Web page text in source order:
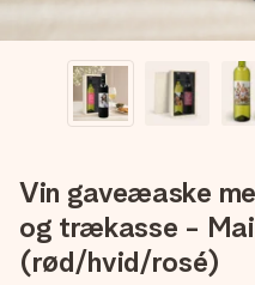
Vin gaveæaske
og trækasse -
(rød/hvid/rosé)